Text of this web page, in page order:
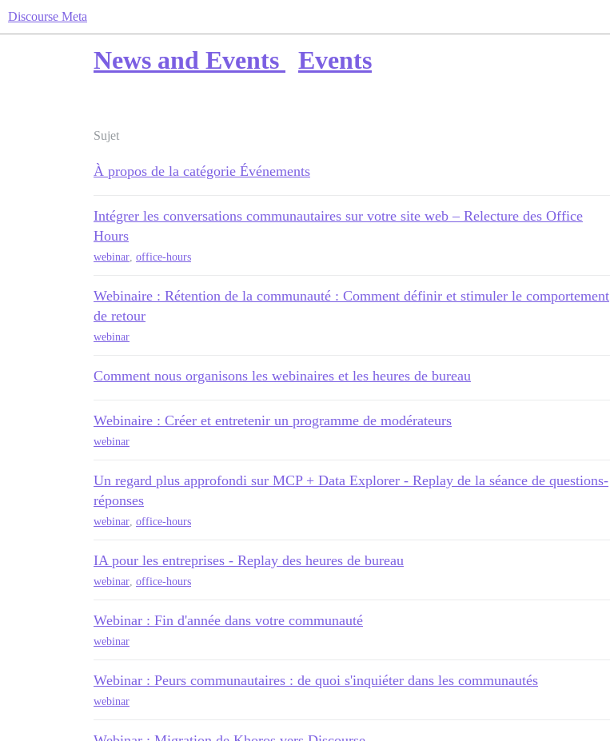
Discourse Meta
News and Events Events
Sujet
À propos de la catégorie Événements
Intégrer les conversations communautaires sur votre site web – Relecture des Office
Hours
webinar, office-hours
Webinaire : Rétention de la communauté : Comment définir et stimuler le comportement
de retour
webinar
Comment nous organisons les webinaires et les heures de bureau
Webinaire : Créer et entretenir un programme de modérateurs
webinar
Un regard plus approfondi sur MCP + Data Explorer - Replay de la séance de questions-
réponses
webinar, office-hours
IA pour les entreprises - Replay des heures de bureau
webinar, office-hours
Webinar : Fin d'année dans votre communauté
webinar
Webinar : Peurs communautaires : de quoi s'inquiéter dans les communautés
webinar